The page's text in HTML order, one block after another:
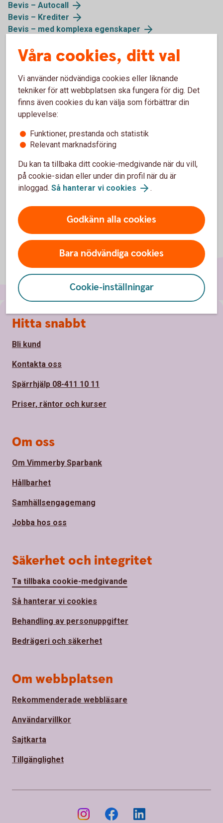
Bevis – Autocall
Bevis – Krediter
Bevis – med komplexa egenskaper
ETF med hävstång
Konvertibel
Onoterade aktier
Räntederivat
SPAX
Teckningsoptioner
Valutaderivat
Warranter
Våra cookies, ditt val
Vi använder nödvändiga cookies eller liknande
tekniker för att webbplatsen ska fungera för dig. Det
finns även cookies du kan välja som förbättrar din
upplevelse:
Funktioner, prestanda och statistik
Relevant marknadsföring
Du kan ta tillbaka ditt cookie-medgivande när du vill,
på cookie-sidan eller under din profil när du är
inloggad. Så hanterar vi cookies .
Godkänn alla cookies
Bara nödvändiga cookies
Cookie-inställningar
Sidfot
Hitta snabbt
Bli kund
Kontakta oss
Spärrhjälp 08-411 10 11
Priser, räntor och kurser
Om oss
Om Vimmerby Sparbank
Hållbarhet
Samhällsengagemang
Jobba hos oss
Säkerhet och integritet
Ta tillbaka cookie-medgivande
Så hanterar vi cookies
Behandling av personuppgifter
Bedrägeri och säkerhet
Om webbplatsen
Rekommenderade webbläsare
Användarvillkor
Sajtkarta
Tillgänglighet